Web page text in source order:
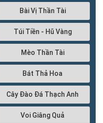
Bài Vị Thần Tài
Túi Tiền - Hũ Vàng
Mèo Thần Tài
Bát Thả Hoa
Cây Đào Đá Thạch Anh
Voi Giâng Quả